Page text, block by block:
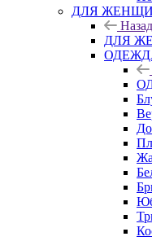
ДЛЯ
Назад
ДЛЯ